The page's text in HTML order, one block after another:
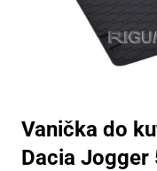
Vanička do
Dacia Jogger